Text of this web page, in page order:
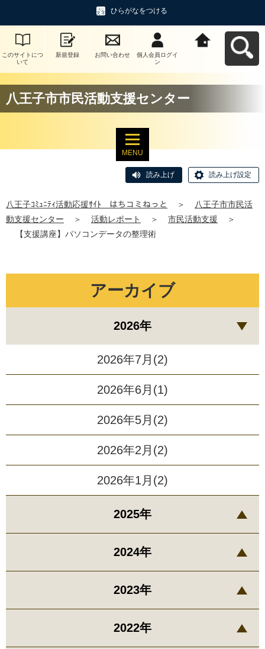
ひらがなをつける
このサイトにつ
いて
新規登録 お問い合わせ
個人会員ログイ
ン
八王子市市民活動支援センター
MENU
読み上げ 読み上げ設定
八王子ｺﾐｭﾆﾃｨ活動応援ｻｲﾄ はちコミねっと ＞
八王子市市民活
動支援センター
＞ 活動レポート ＞ 市民活動支援
＞
【支援講座】パソコンデータの整理術
アーカイブ
2026年
2026年7月(2)
2026年6月(1)
2026年5月(2)
2026年2月(2)
2026年1月(2)
2025年
2024年
2023年
2022年